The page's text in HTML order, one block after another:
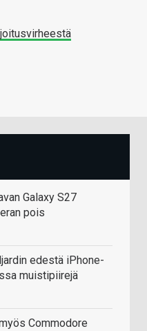
Galaxy S27
pois
edestä iPhone-
muistipiirejä
Commodore